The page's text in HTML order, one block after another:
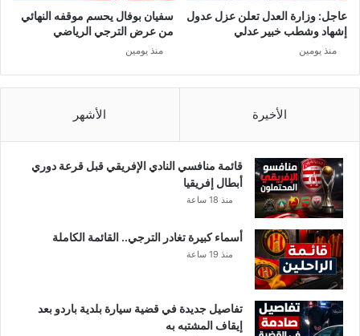
عاجل: وزارة العدل تعلن عزل عدول
إشهاد وشطب خبير عدلي
منذ يومين
سفيان بوفال يحسم موقفه النهائي
من عرض الترجي الرياضي
منذ يومين
الأخيرة الأشهر
قائمة منافسي النادي الإفريقي قبل قرعة دوري
أبطال إفريقيا
منذ 18 ساعة
أسماء كبيرة تغادر الترجي.. القائمة الكاملة
منذ 19 ساعة
تفاصيل جديدة في قضية سيارة بلدية باردو بعد
إيقاف المشتبه به